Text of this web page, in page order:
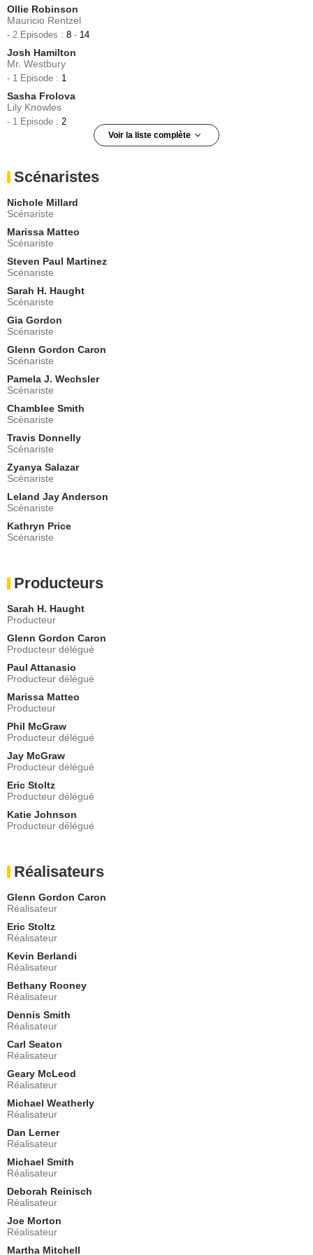
Ollie Robinson
Mauricio Rentzel
- 2 Episodes : 8 - 14
Josh Hamilton
Mr. Westbury
- 1 Episode : 1
Sasha Frolova
Lily Knowles
- 1 Episode : 2
Voir la liste complète
- 1 Episode :3
Greg Valerian
- 1 Episode :
Rey Lucas
Liam Wright
- 1 Episode :
Amber Gray
Dr. Kinsey
- 1 Episode :
Daisy Garrison
Alicia Doherty
- 1 Episode :7
Frank Wood
Dr. Edwin Pruitt
- 1 Episode :
Callie Thorne
Madeline McBride
- 1 Episode :9
Aryaan Arora
Taj
- 1 Episode :
Alexa Mareka
Holly Kerrigan
- 1 Episode :13
Kaden Alexander Hughes
Gino Anthony Pesi
- 1 Episode :15
David Wilson Barnes
David Sherman
- 1 Episode :16
Lawrence Gilliard Jr.
Procureur Benjamin
- 1 Episode :1
Mercedes Ruehl
Juge Hudson
- 1 Episode :2
Jacob Pitts
Roland Terrell
- 1 Episode :
Jenny Jules
Hatcher
- 1 Episode :4
- 1 Episode :5
Marcia Grossman
- 1 Episode :
Celeste Oliva
AUSA Young
- 1 Episode :7
Victor Williams
AUSA Rosenberg
- 1 Episode :
Michael Park
Keith Watkins
- 1 Episode :
Michael Maliakel
Arin
- 1 Episode :
Talene Monahon
ADA Conway
- 1 Episode :
Jazzy Kae
Anna
- 1 Episode :
Armando Riesco
AUSA Olsen
- 1 Episode :
Michelle Wilson
Gina West
Scénaristes
Nichole Millard
Scénariste
Marissa Matteo
Scénariste
Steven Paul Martinez
Scénariste
Sarah H. Haught
Scénariste
Gia Gordon
Scénariste
Glenn Gordon Caron
Scénariste
Pamela J. Wechsler
Scénariste
Chamblee Smith
Scénariste
Travis Donnelly
Scénariste
Zyanya Salazar
Scénariste
Leland Jay Anderson
Scénariste
Kathryn Price
Scénariste
Producteurs
Sarah H. Haught
Producteur
Glenn Gordon Caron
Producteur délégué
Paul Attanasio
Producteur délégué
Marissa Matteo
Producteur
Phil McGraw
Producteur délégué
Jay McGraw
Producteur délégué
Eric Stoltz
Producteur délégué
Katie Johnson
Producteur délégué
Réalisateurs
Glenn Gordon Caron
Réalisateur
Eric Stoltz
Réalisateur
Kevin Berlandi
Réalisateur
Bethany Rooney
Réalisateur
Dennis Smith
Réalisateur
Carl Seaton
Réalisateur
Geary McLeod
Réalisateur
Michael Weatherly
Réalisateur
Dan Lerner
Réalisateur
Michael Smith
Réalisateur
Deborah Reinisch
Réalisateur
Joe Morton
Réalisateur
Martha Mitchell